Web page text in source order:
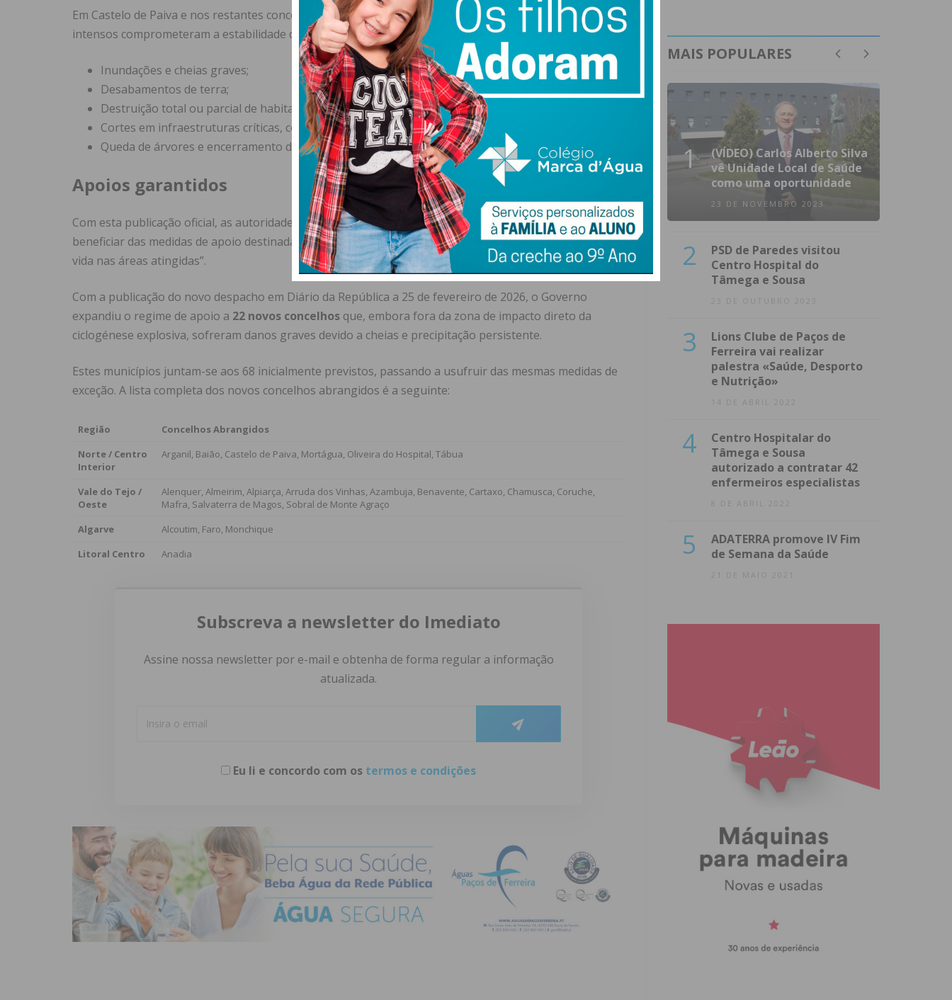
Em Castelo de Paiva e nos restantes concelhos afetados, a precipitação persistente e os ventos
intensos comprometeram a estabilidade das regiões, provocando:
Inundações e cheias graves;
Desabamentos de terra;
Destruição total ou parcial de habitações, empresas e equipamentos públicos;
Cortes em infraestruturas críticas, como energia, água e comunicações;
Queda de árvores e encerramento de estradas e escolas.
Apoios garantidos
Com esta publicação oficial, as autoridades locais e os cidadãos de Castelo de Paiva podem agora
beneficiar das medidas de apoio destinadas a “prevenir, reagir ou repor a normalidade das condições de
vida nas áreas atingidas”.
Com a publicação do novo despacho em Diário da República a 25 de fevereiro de 2026, o Governo
expandiu o regime de apoio a 22 novos concelhos que, embora fora da zona de impacto direto da
ciclogénese explosiva, sofreram danos graves devido a cheias e precipitação persistente.
Estes municípios juntam-se aos 68 inicialmente previstos, passando a usufruir das mesmas medidas de
exceção. A lista completa dos novos concelhos abrangidos é a seguinte:
Região
Concelhos Abrangidos
Norte / Centro
Interior
Arganil, Baião, Castelo de Paiva, Mortágua, Oliveira do Hospital, Tábua
Vale do Tejo /
Oeste
Alenquer, Almeirim, Alpiarça, Arruda dos Vinhas, Azambuja, Benavente, Cartaxo, Chamusca, Coruche,
Mafra, Salvaterra de Magos, Sobral de Monte Agraço
Algarve
Alcoutim, Faro, Monchique
Litoral Centro
Anadia
Subscreva a newsletter do Imediato
Assine nossa newsletter por e-mail e obtenha de forma regular a informação
atualizada.
Eu li e concordo com os termos e condições
MAIS POPULARES
1
(VÍDEO) Carlos Alberto Silva
vê Unidade Local de Saúde
como uma oportunidade
23 DE NOVEMBRO 2023
2
PSD de Paredes visitou
Centro Hospital do
Tâmega e Sousa
23 DE OUTUBRO 2023
3
Lions Clube de Paços de
Ferreira vai realizar
palestra «Saúde, Desporto
e Nutrição»
14 DE ABRIL 2022
4
Centro Hospitalar do
Tâmega e Sousa
autorizado a contratar 42
enfermeiros especialistas
8 DE ABRIL 2022
5
ADATERRA promove IV Fim
de Semana da Saúde
21 DE MAIO 2021